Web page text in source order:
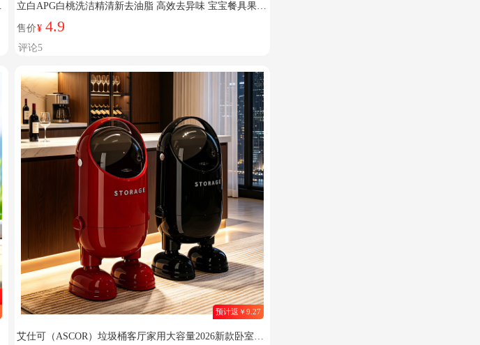
立白APG白桃洗洁精清新去油脂 高效去异味 宝宝餐具果蔬
安心洗 家用 白桃APG洗洁精220g×1瓶
售价¥ 4.9
评论5
预计返￥9.27
艾仕可（ASCOR）垃圾桶客厅家用大容量2026新款卧室轻